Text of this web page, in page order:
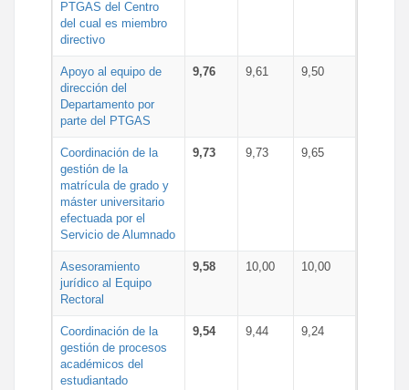
PTGAS del Centro
del cual es miembro
directivo
Apoyo al equipo de
dirección del
Departamento por
parte del PTGAS
9,76 9,61 9,50
Coordinación de la
gestión de la
matrícula de grado y
máster universitario
efectuada por el
Servicio de Alumnado
9,73 9,73 9,65
Asesoramiento
jurídico al Equipo
Rectoral
9,58 10,00 10,00
Coordinación de la
gestión de procesos
académicos del
estudiantado
9,54 9,44 9,24